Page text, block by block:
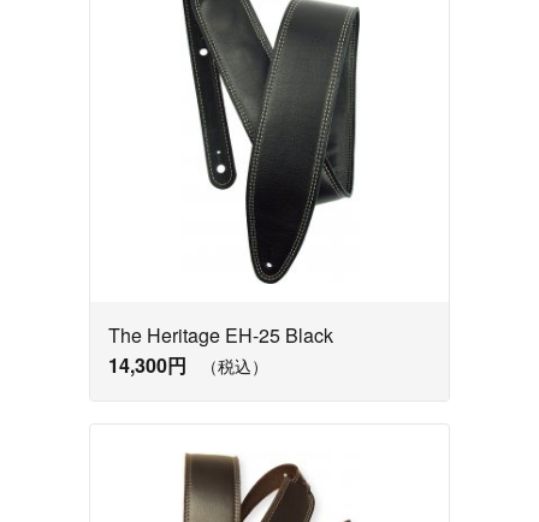
The Heritage EH-25 Black
14,300円
（税込）